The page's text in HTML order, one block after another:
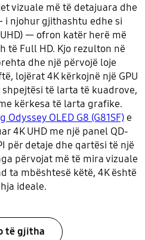
vizuale më të detajuara dhe
i njohur gjithashtu edhe si
— ofron katër herë më
të Full HD. Kjo rezulton në
dhe një përvojë loje
lojërat 4K kërkojnë një GPU
të larta të kuadrove,
kërkesa të larta grafike.
OLED G8 (G81SF) e
4K UHD me një panel QD-
për detaje dhe qartësi të një
përvojat më të mira vizuale
ta mbështesë këtë, 4K është
ideale.
të gjitha